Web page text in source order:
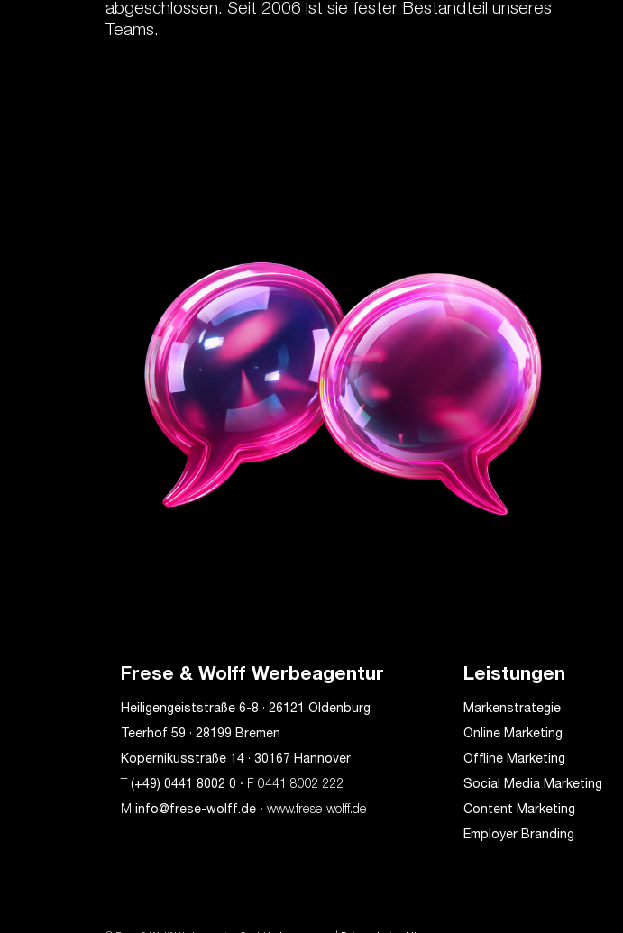
abgeschlossen. Seit 2006 ist sie fester Bestandteil unseres
Teams.
Frese & Wolff Werbeagentur
Heiligengeiststraße 6-8 · 26121 Oldenburg
Teerhof 59 · 28199 Bremen
Kopernikusstraße 14 · 30167 Hannover
T(+49) 0441 8002 0 · F 0441 8002 222
Minfo@frese-wolff.de · www.frese‑wolff.de
Leistungen
Markenstrategie
Online Marketing
Offline Marketing
Social Media Marketing
Content Marketing
Employer Branding